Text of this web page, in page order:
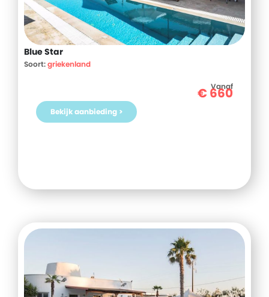
Blue Star
Soort:griekenland
Vanaf
€660
Bekijk aanbieding >